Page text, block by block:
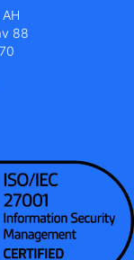
88